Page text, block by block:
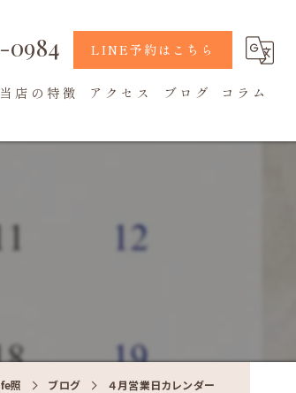
0984 LINE予約はこちら
当店の特徴 アクセス ブログ コラム
照 ブログ ４月営業日カレンダー